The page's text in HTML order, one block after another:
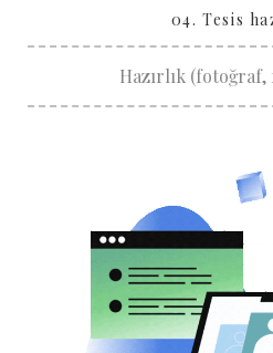
04. Tesis
Hazırlık